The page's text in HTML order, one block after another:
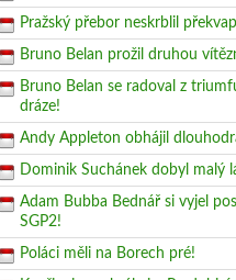
Pražský přebor neskrblil
Bruno Belan prožil druhou
Bruno Belan se radoval z
dráze!
Andy Appleton obhájil
Dominik Suchánek dobyl malý
Adam Bubba Bednář si vyjel
SGP2!
Poláci měli na Borech pré!